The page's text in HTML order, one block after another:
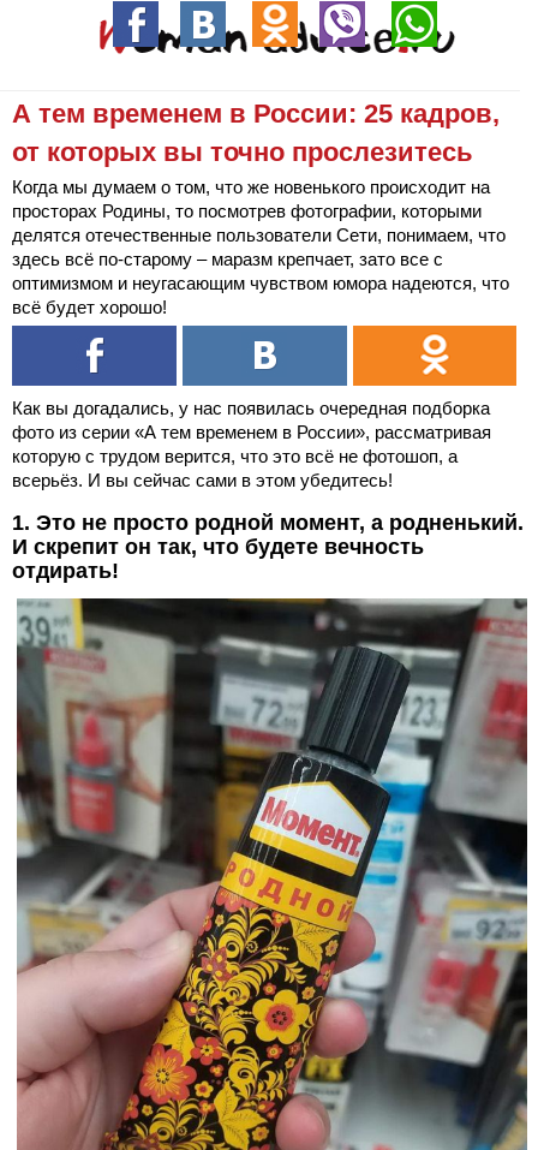
А тем временем в России: 25 кадров,
от которых вы точно прослезитесь
Когда мы думаем о том, что же новенького происходит на
просторах Родины, то посмотрев фотографии, которыми
делятся отечественные пользователи Сети, понимаем, что
здесь всё по-старому – маразм крепчает, зато все с
оптимизмом и неугасающим чувством юмора надеются, что
всё будет хорошо!
Как вы догадались, у нас появилась очередная подборка
фото из серии «А тем временем в России», рассматривая
которую с трудом верится, что это всё не фотошоп, а
всерьёз. И вы сейчас сами в этом убедитесь!
1. Это не просто родной момент, а родненький.
И скрепит он так, что будете вечность
отдирать!